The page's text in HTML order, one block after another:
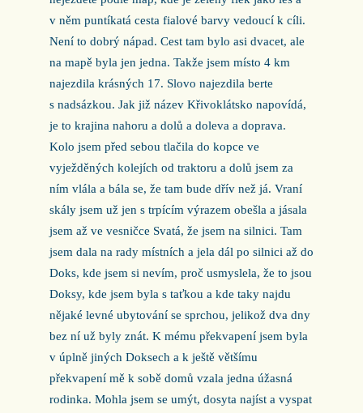
v něm puntíkatá cesta fialové barvy vedoucí k cíli.
Není to dobrý nápad. Cest tam bylo asi dvacet, ale
na mapě byla jen jedna. Takže jsem místo 4 km
najezdila krásných 17. Slovo najezdila berte
s nadsázkou. Jak již název Křivoklátsko napovídá,
je to krajina nahoru a dolů a doleva a doprava.
Kolo jsem před sebou tlačila do kopce ve
vyježděných kolejích od traktoru a dolů jsem za
ním vlála a bála se, že tam bude dřív než já. Vraní
skály jsem už jen s trpícím výrazem obešla a jásala
jsem až ve vesničce Svatá, že jsem na silnici. Tam
jsem dala na rady místních a jela dál po silnici až do
Doks, kde jsem si nevím, proč usmyslela, že to jsou
Doksy, kde jsem byla s taťkou a kde taky najdu
nějaké levné ubytování se sprchou, jelikož dva dny
bez ní už byly znát. K mému překvapení jsem byla
v úplně jiných Doksech a k ještě většímu
překvapení mě k sobě domů vzala jedna úžasná
rodinka. Mohla jsem se umýt, dosyta najíst a vyspat